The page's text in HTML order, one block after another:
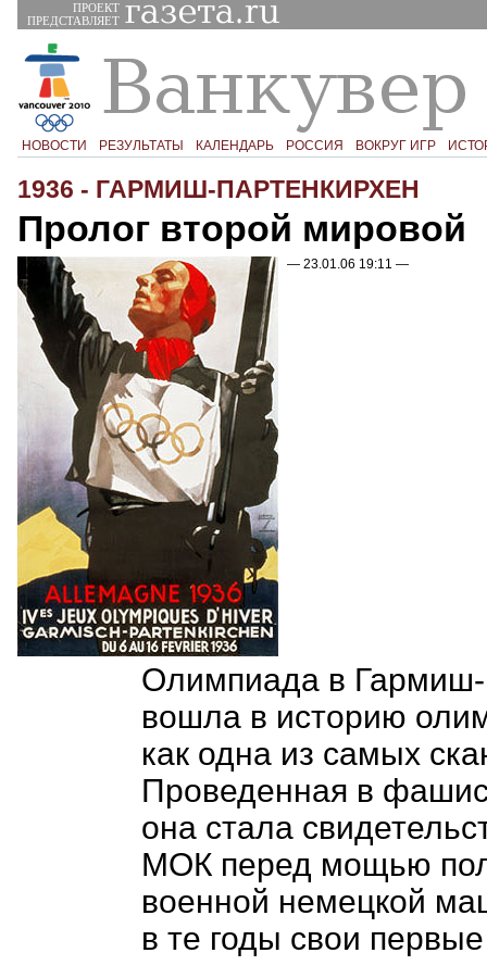
ПРОЕКТ
ПРЕДСТАВЛЯЕТ
НОВОСТИ РЕЗУЛЬТАТЫ КАЛЕНДАРЬ РОССИЯ ВОКРУГ ИГР
1936 - ГАРМИШ-ПАРТЕНКИРХЕН
Пролог второй мировой
— 23.01.06 19:11 —
Олимпиада в Гармиш-
вошла в историю
как одна из самых
Проведенная в
она стала
МОК перед мощью
военной немецкой
в те годы свои